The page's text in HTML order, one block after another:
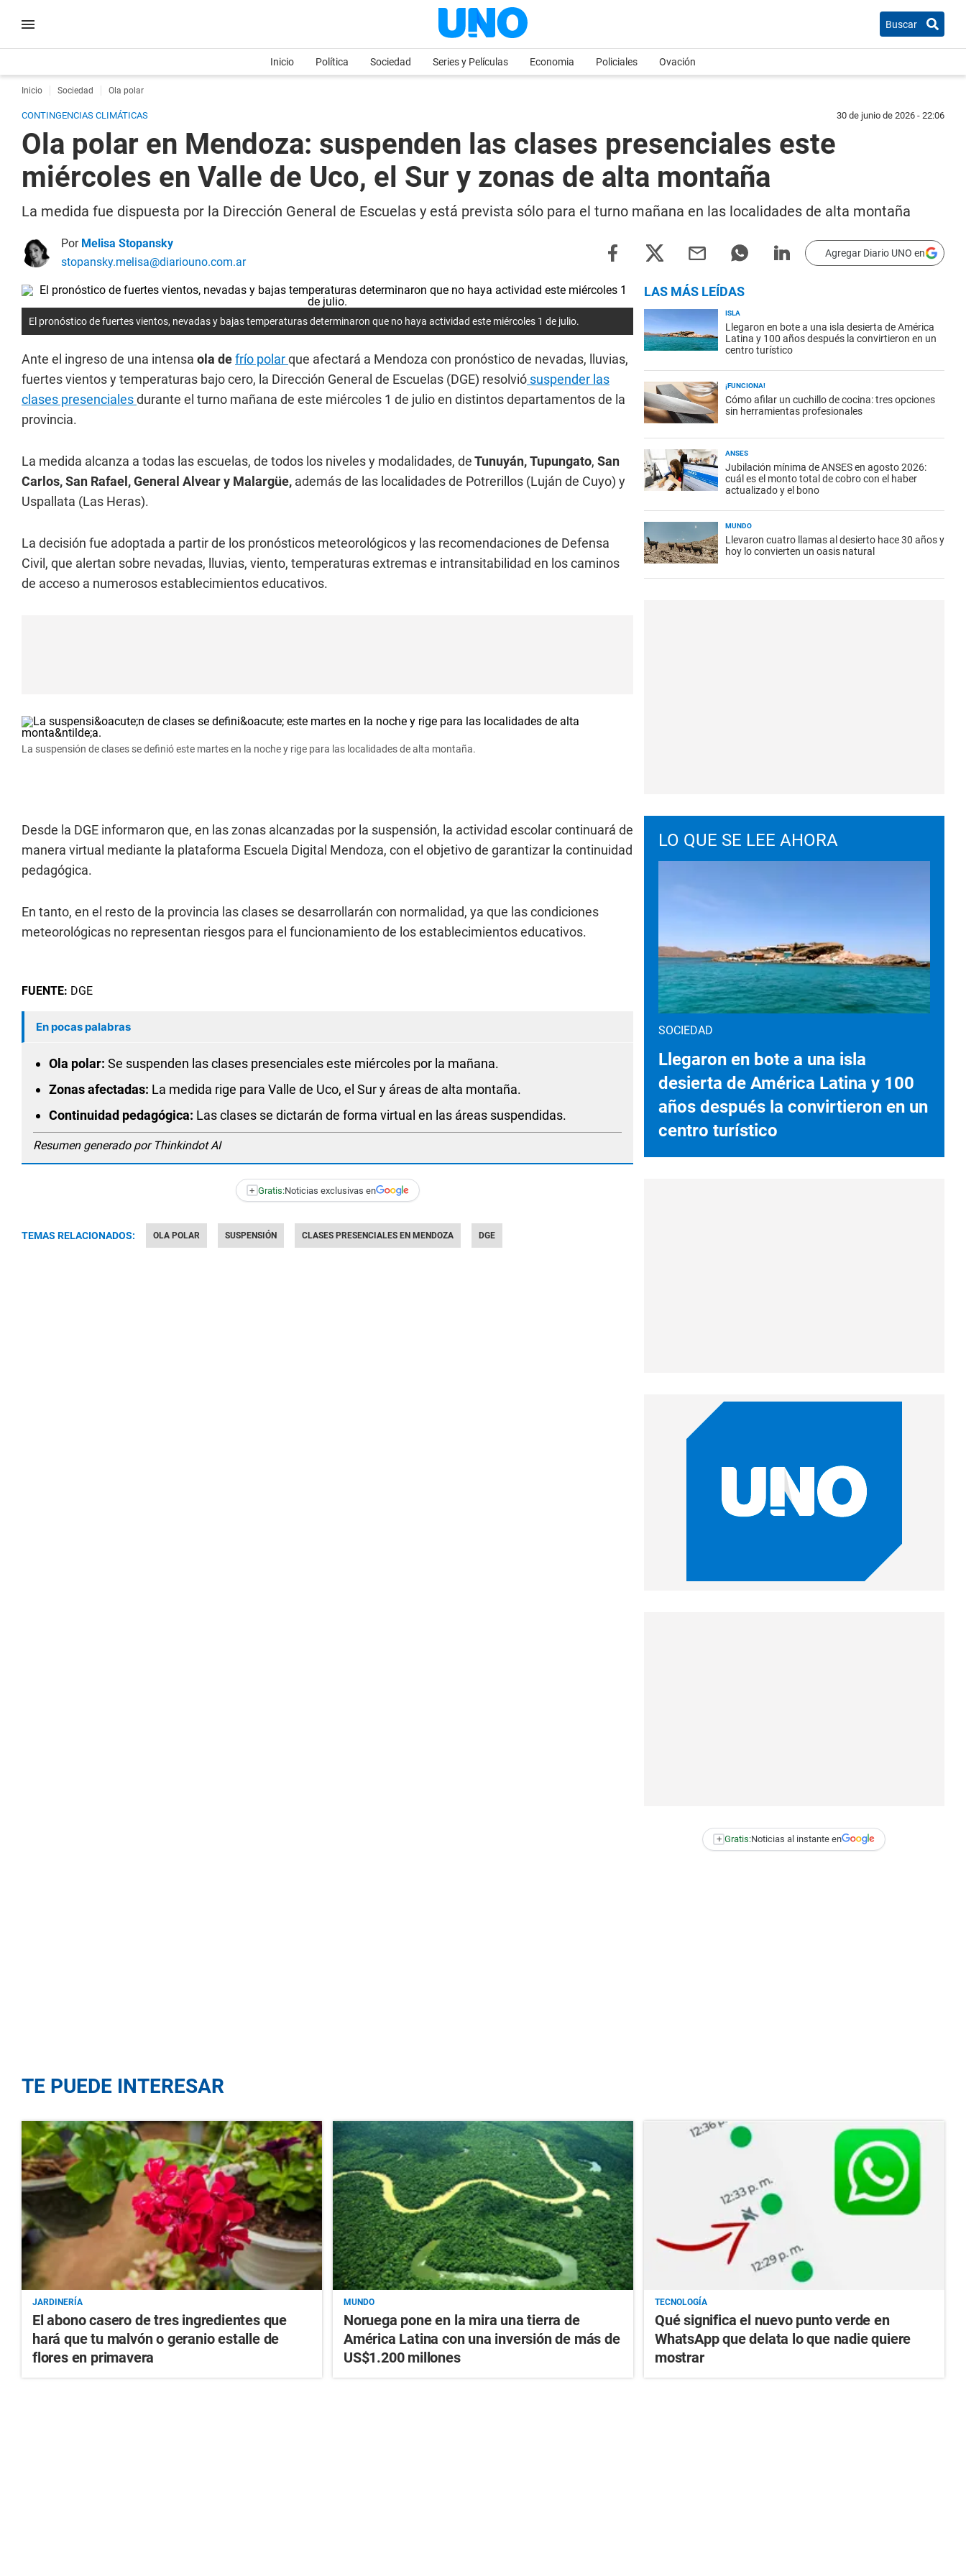
Buscar
Inicio Política Sociedad Series y Películas Economia Policiales Ovación
Inicio Sociedad Ola polar
CONTINGENCIAS CLIMÁTICAS 30 de junio de 2026 - 22:06
Ola polar en Mendoza: suspenden las clases presenciales este
miércoles en Valle de Uco, el Sur y zonas de alta montaña
La medida fue dispuesta por la Dirección General de Escuelas y está prevista sólo para el turno mañana en las localidades de alta montaña
Por Melisa Stopansky
stopansky.melisa@diariouno.com.ar
Agregar Diario UNO en
El pronóstico de fuertes vientos, nevadas y bajas temperaturas determinaron que no haya actividad este miércoles 1 de julio.
Ante el ingreso de una intensa ola defrío polarque afectará a Mendoza con pronóstico de nevadas, lluvias,
fuertes vientos y temperaturas bajo cero, la Dirección General de Escuelas (DGE) resolvió suspender las
clases presencialesdurante el turno mañana de este miércoles 1 de julio en distintos departamentos de la
provincia.
La medida alcanza a todas las escuelas, de todos los niveles y modalidades, deTunuyán,Tupungato, San
Carlos, San Rafael, General Alvear y Malargüe, además de las localidades de Potrerillos (Luján de Cuyo) y
Uspallata (Las Heras).
La decisión fue adoptada a partir de los pronósticos meteorológicos y las recomendaciones de Defensa
Civil, que alertan sobre nevadas, lluvias, viento, temperaturas extremas e intransitabilidad en los caminos
de acceso a numerosos establecimientos educativos.
La suspensión de clases se definió este martes en la noche y rige para las localidades de alta montaña.
Desde la DGE informaron que, en las zonas alcanzadas por la suspensión, la actividad escolar continuará de
manera virtual mediante la plataforma Escuela Digital Mendoza, con el objetivo de garantizar la continuidad
pedagógica.
En tanto, en el resto de la provincia las clases se desarrollarán con normalidad, ya que las condiciones
meteorológicas no representan riesgos para el funcionamiento de los establecimientos educativos.
FUENTE: DGE
En pocas palabras
Ola polar: Se suspenden las clases presenciales este miércoles por la mañana.
Zonas afectadas: La medida rige para Valle de Uco, el Sur y áreas de alta montaña.
Continuidad pedagógica: Las clases se dictarán de forma virtual en las áreas suspendidas.
Resumen generado por Thinkindot AI
+ Gratis:Noticias exclusivas en
TEMAS RELACIONADOS: OLA POLAR SUSPENSIÓN CLASES PRESENCIALES EN MENDOZA DGE
LAS MÁS LEÍDAS
ISLA
Llegaron en bote a una isla desierta de América
Latina y 100 años después la convirtieron en un
centro turístico
¡FUNCIONA!
Cómo afilar un cuchillo de cocina: tres opciones
sin herramientas profesionales
ANSES
Jubilación mínima de ANSES en agosto 2026:
cuál es el monto total de cobro con el haber
actualizado y el bono
MUNDO
Llevaron cuatro llamas al desierto hace 30 años y
hoy lo convierten un oasis natural
LO QUE SE LEE AHORA
SOCIEDAD
Llegaron en bote a una isla
desierta de América Latina y 100
años después la convirtieron en un
centro turístico
+ Gratis:Noticias al instante en
TE PUEDE INTERESAR
JARDINERÍA
El abono casero de tres ingredientes que
hará que tu malvón o geranio estalle de
flores en primavera
MUNDO
Noruega pone en la mira una tierra de
América Latina con una inversión de más de
US$1.200 millones
TECNOLOGÍA
Qué significa el nuevo punto verde en
WhatsApp que delata lo que nadie quiere
mostrar